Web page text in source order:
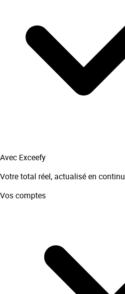
Avec Exceefy
Votre total réel, actualisé en continu
Vos comptes